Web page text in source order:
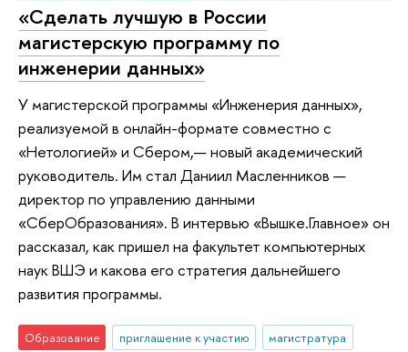
«Сделать лучшую в России
магистерскую программу по
инженерии данных»
У магистерской программы «Инженерия данных»,
реализуемой в онлайн-формате совместно с
«Нетологией» и Сбером,— новый академический
руководитель. Им стал Даниил Масленников —
директор по управлению данными
«СберОбразования». В интервью «Вышке.Главное» он
рассказал, как пришел на факультет компьютерных
наук ВШЭ и какова его стратегия дальнейшего
развития программы.
Образование приглашение к участию магистратура